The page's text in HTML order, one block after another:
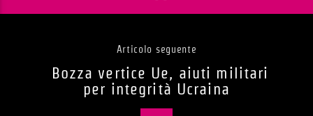
Articolo seguente
Bozza vertice Ue, aiuti militari
per integrità Ucraina